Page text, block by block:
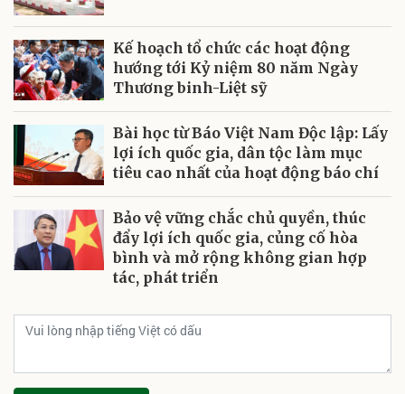
Kế hoạch tổ chức các hoạt động
hướng tới Kỷ niệm 80 năm Ngày
Thương binh-Liệt sỹ
Bài học từ Báo Việt Nam Độc lập: Lấy
lợi ích quốc gia, dân tộc làm mục
tiêu cao nhất của hoạt động báo chí
Bảo vệ vững chắc chủ quyền, thúc
đẩy lợi ích quốc gia, củng cố hòa
bình và mở rộng không gian hợp
tác, phát triển